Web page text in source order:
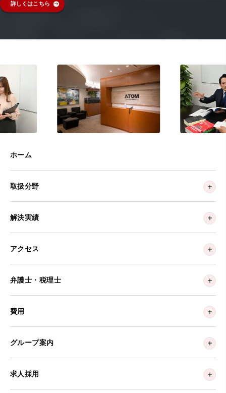
詳しくはこちら
ホーム
取扱分野
解決実績
アクセス
弁護士・税理士
費用
グループ案内
求人採用